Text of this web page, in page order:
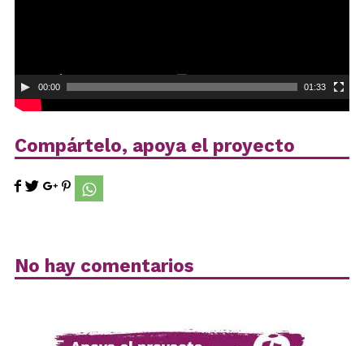
00:00 01:33
Compártelo, apoya el proyecto
No hay comentarios